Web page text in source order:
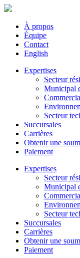
À propos
Équipe
Contact
English
Expertises
Secteur
Municipal
Secteur
Succursales
Carrières
Obtenir une
Paiement
Expertises
Secteur
Municipal
Secteur
Succursales
Carrières
Obtenir une
Paiement